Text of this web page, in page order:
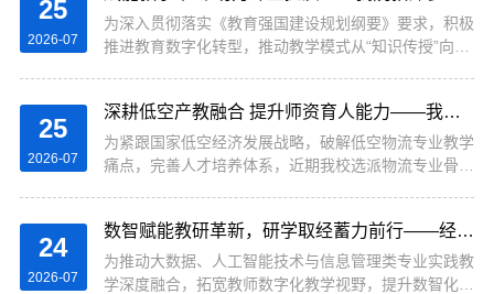
调查骨干教师实践教学研讨会暨市调大赛指导教师专项
培训会。本次培训会聚焦市调大赛全流程指导能力提
25
2026-07
为深入贯彻落实《教育强国建设规划纲要》要求，积极
推进教育数字化转型，推动教学模式从“知识传授”向
25日，经济贸易学院专任教师张红珍、华夏赴西安参
加“人工智能赋能PBL（项目式学习）创新设计及应用
——实战训练营”专题培训。本次训练营由长安大学教
25
2026-07
深耕低空产教融合 提升师资育人能力——我校教师赴西安参加低空物流技术与运营高峰论坛暨教学能力提升研修班
为紧跟国家低空经济发展战略，破解低空物流专业教学
痛点，完善人才培养体系，近期我校选派物流专业骨干
企业专家共学共研，全面夯实低空领域教学与实践能
力。本次研修为期六天，由西安航空学院、陕西省物流
学会联合主办，汇聚高校教授、民航持证教练、美团无
24
2026-07
数智赋能教研革新，研学取经蓄力前行——经贸学院教师赴杭参加大数据+人工智能实践教学创新研讨会
为推动大数据、人工智能技术与信息管理类专业实践教
学深度融合，拓宽教师数字化教学视野，提升数智化实